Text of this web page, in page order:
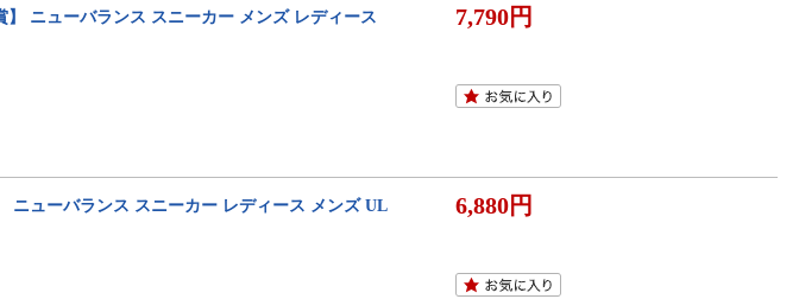
】 ニューバランス スニーカー メンズ レディース
7,790円
ニューバランス スニーカー レディース メンズ UL
6,880円